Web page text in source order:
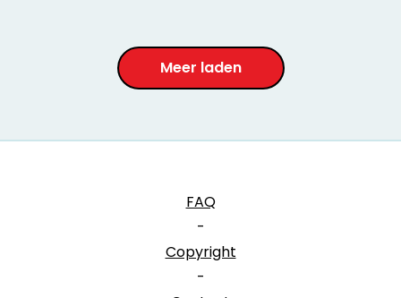
Meer laden
FAQ
-
Copyright
-